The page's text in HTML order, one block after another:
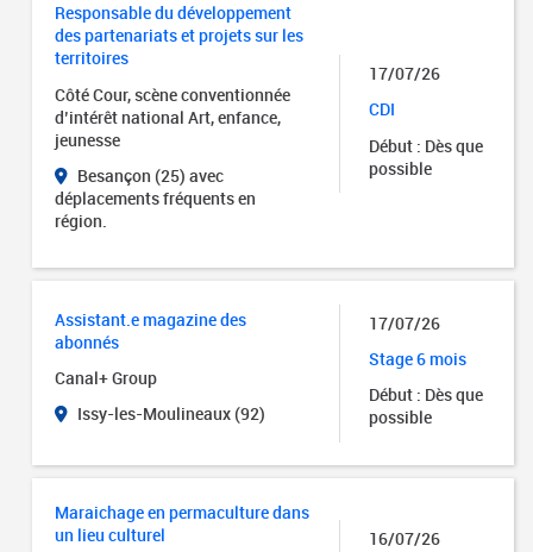
Responsable du développement
des partenariats et projets sur les
territoires
Côté Cour, scène conventionnée
d’intérêt national Art, enfance,
jeunesse
Besançon (25) avec
déplacements fréquents en
région.
17/07/26
CDI
Début : Dès que
possible
Assistant.e magazine des
abonnés
Canal+ Group
Issy-les-Moulineaux (92)
17/07/26
Stage 6 mois
Début : Dès que
possible
Maraichage en permaculture dans
un lieu culturel
16/07/26